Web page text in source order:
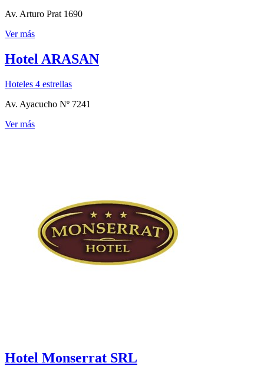
Av. Arturo Prat 1690
Ver más
Hotel ARASAN
Hoteles 4 estrellas
Av. Ayacucho Nº 7241
Ver más
Hotel Monserrat SRL